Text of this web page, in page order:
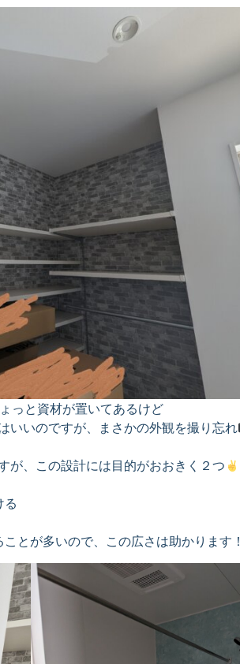
っと資材が置いてあるけど
いいのですが、まさかの外観を撮り忘れ
が、この設計には目的がおおきく２つ
る
とが多いので、この広さは助かります！